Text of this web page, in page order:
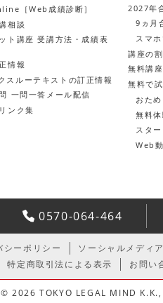
2027年
9ヵ月
スマ
講座の
無料講
無料で
おた
無料
スタ
Web
［Web成績診断］
相談
ト講座 受講方法・成績表
情報
スルーテキストの訂正情報
一問一答メール配信
ンク集
0570-064-464
シーポリシー
ソーシャルメディ
特定商取引法による表示 お問い
© 2026 TOKYO LEGAL MIND